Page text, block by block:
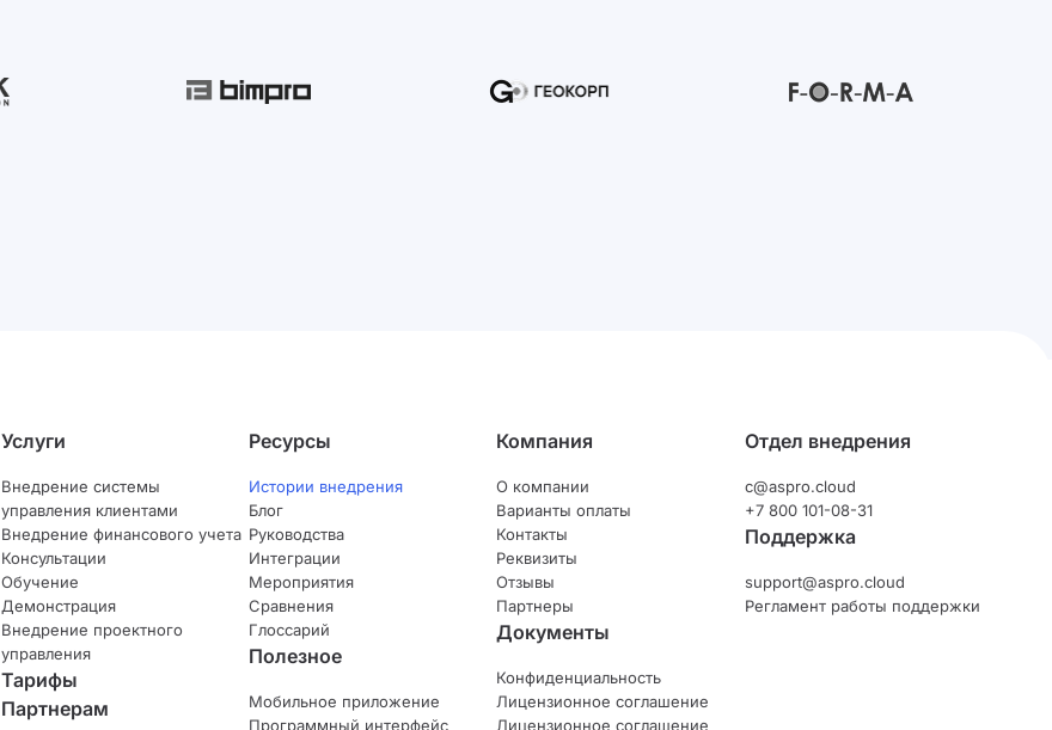
Услуги
Внедрение системы
управления клиентами
Внедрение финансового учета
Консультации
Обучение
Демонстрация
Внедрение проектного
управления
Тарифы
Партнерам
Ресурсы
Истории внедрения
Блог
Руководства
Интеграции
Мероприятия
Сравнения
Глоссарий
Полезное
Мобильное приложение
Программный интерфейс
Компания
О компании
Варианты оплаты
Контакты
Реквизиты
Отзывы
Партнеры
Документы
Конфиденциальность
Лицензионное соглашение
Лицензионное соглашение
Отдел внедрения
c@aspro.cloud
+7 800 101-08-31
Поддержка
support@aspro.cloud
Регламент работы поддержки